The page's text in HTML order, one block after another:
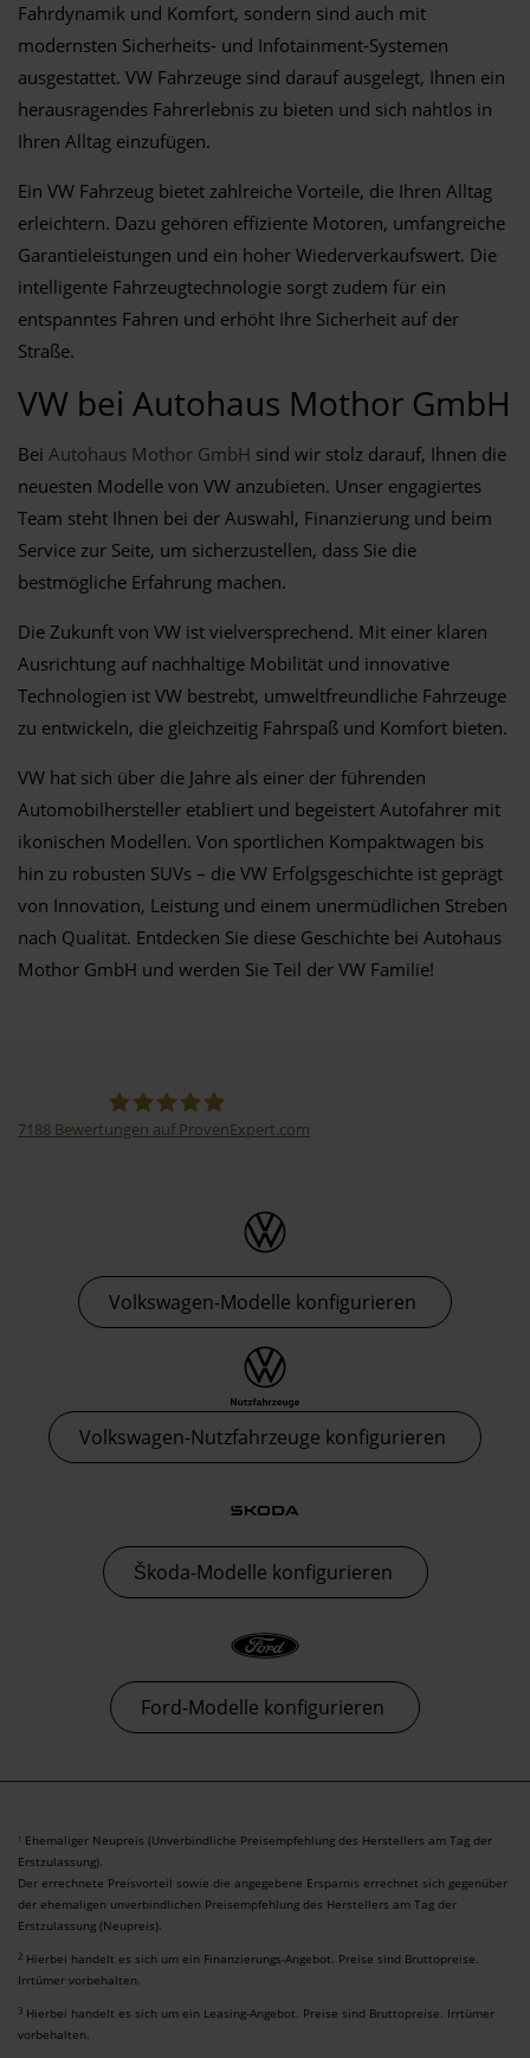
Fahrdynamik und Komfort, sondern sind auch mit
modernsten Sicherheits- und Infotainment-Systemen
ausgestattet. VW Fahrzeuge sind darauf ausgelegt, Ihnen ein
herausragendes Fahrerlebnis zu bieten und sich nahtlos in
Ihren Alltag einzufügen.
Ein VW Fahrzeug bietet zahlreiche Vorteile, die Ihren Alltag
erleichtern. Dazu gehören effiziente Motoren, umfangreiche
Garantieleistungen und ein hoher Wiederverkaufswert. Die
intelligente Fahrzeugtechnologie sorgt zudem für ein
entspanntes Fahren und erhöht Ihre Sicherheit auf der
Straße.
VW bei Autohaus Mothor GmbH
Bei Autohaus Mothor GmbH sind wir stolz darauf, Ihnen die
neuesten Modelle von VW anzubieten. Unser engagiertes
Team steht Ihnen bei der Auswahl, Finanzierung und beim
Service zur Seite, um sicherzustellen, dass Sie die
bestmögliche Erfahrung machen.
Die Zukunft von VW ist vielversprechend. Mit einer klaren
Ausrichtung auf nachhaltige Mobilität und innovative
Technologien ist VW bestrebt, umweltfreundliche Fahrzeuge
zu entwickeln, die gleichzeitig Fahrspaß und Komfort bieten.
VW hat sich über die Jahre als einer der führenden
Automobilhersteller etabliert und begeistert Autofahrer mit
ikonischen Modellen. Von sportlichen Kompaktwagen bis
hin zu robusten SUVs – die VW Erfolgsgeschichte ist geprägt
von Innovation, Leistung und einem unermüdlichen Streben
nach Qualität. Entdecken Sie diese Geschichte bei Autohaus
Mothor GmbH und werden Sie Teil der VW Familie!
7188 Bewertungen auf ProvenExpert.com
Volkswagen-Modelle konfigurieren
Volkswagen-Nutzfahrzeuge konfigurieren
Škoda-Modelle konfigurieren
Ford-Modelle konfigurieren
1 Ehemaliger Neupreis (Unverbindliche Preisempfehlung des Herstellers am Tag der
Erstzulassung).
Der errechnete Preisvorteil sowie die angegebene Ersparnis errechnet sich gegenüber
der ehemaligen unverbindlichen Preisempfehlung des Herstellers am Tag der
Erstzulassung (Neupreis).
2 Hierbei handelt es sich um ein Finanzierungs-Angebot. Preise sind Bruttopreise.
Irrtümer vorbehalten.
3 Hierbei handelt es sich um ein Leasing-Angebot. Preise sind Bruttopreise. Irrtümer
vorbehalten.